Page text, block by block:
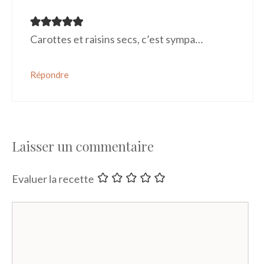
Carottes et raisins secs, c’est sympa…
Répondre
Laisser un commentaire
Evaluer la recette